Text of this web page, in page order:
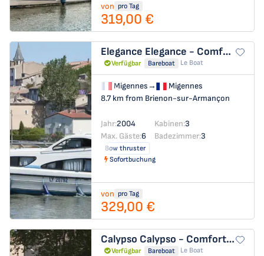
von pro Tag
319,00 €
Elegance Elegance - Comfort 38
Verfügbar Bareboat Le Boat
Migennes→
Migennes
8.7 km from Brienon-sur-Armançon
Jahr:2004 Kabinen:3
Max. Gäste:6 Badezimmer:3
Bow thruster
Sofortbuchung
von pro Tag
329,00 €
Calypso Calypso - Comfort 25
Verfügbar Bareboat Le Boat